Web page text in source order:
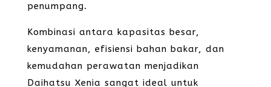
penumpang.
Kombinasi antara kapasitas besar,
kenyamanan, efisiensi bahan bakar, dan
kemudahan perawatan menjadikan
Daihatsu Xenia sangat ideal untuk